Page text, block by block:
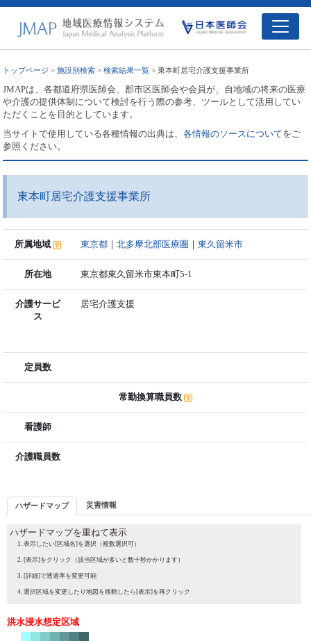
トップページ >施設別検索 >検索結果一覧 > 東本町居宅介護支援事業所
JMAPは、各都道府県医師会、郡市区医師会や会員が、自地域の将来の医療
や介護の提供体制について検討を行う際の参考、ツールとして活用してい
ただくことを目的としています。
当サイトで使用している各種情報の出典は、各情報のソースについてをご
参照ください。
東本町居宅介護支援事業所
所属地域 東京都 ｜北多摩北部医療圏 ｜東久留米市
所在地 東京都東久留米市東本町5-1
介護サービ
ス
居宅介護支援
定員数
常勤換算職員数
看護師
介護職員数
ハザードマップ 災害情報
ハザードマップを重ねて表示
表示したい[区域名]を選択（複数選択可）
[表示]をクリック（該当区域が多いと数十秒かかります）
[詳細]で透過率を変更可能
選択区域を変更したり地図を移動したら[表示]を再クリック
洪水浸水想定区域